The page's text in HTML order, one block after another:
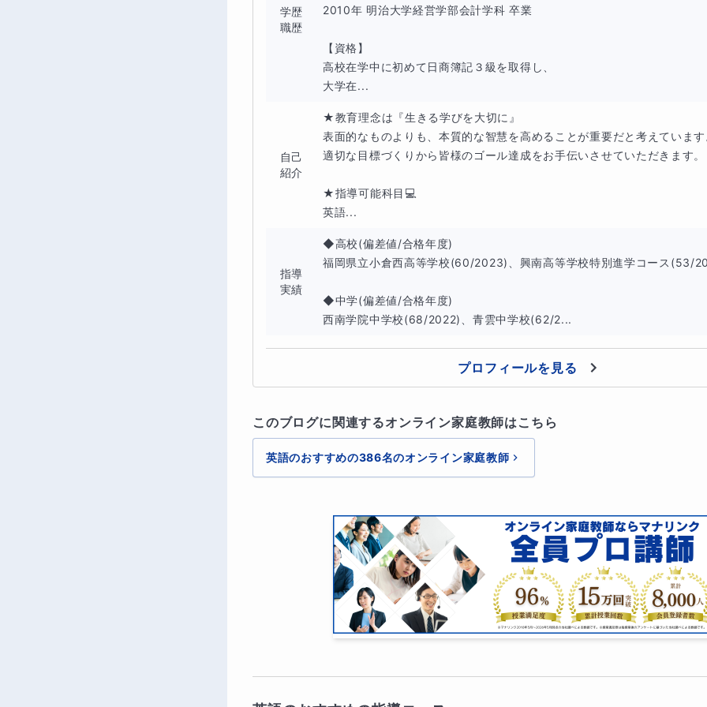
学歴
職歴
2010年 明治大学経営学部会計学科 卒業
【資格】
高校在学中に初めて日商簿記３級を取得し、
大学在...
自己
紹介
★教育理念は『生きる学びを大切に』
表面的なものよりも、本質的な智慧を高めることが重要だと考えています
適切な目標づくりから皆様のゴール達成をお手伝いさせていただきます。
★指導可能科目💻
英語...
指導
実績
◆高校(偏差値/合格年度)
福岡県立小倉西高等学校(60/2023)、興南高等学校特別進学コース(53/
◆中学(偏差値/合格年度)
西南学院中学校(68/2022)、青雲中学校(62/2...
プロフィールを見る
このブログに関連するオンライン家庭教師はこちら
英語のおすすめの386名のオンライン家庭教師